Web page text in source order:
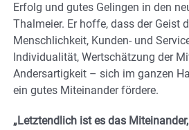
Erfolg und gutes Gelingen in den
Thalmeier. Er hoffe, dass der Geist
Menschlichkeit, Kunden- und
Individualität, Wertschätzung der
Andersartigkeit – sich im ganzen
ein gutes Miteinander fördere.
„Letztendlich ist es das